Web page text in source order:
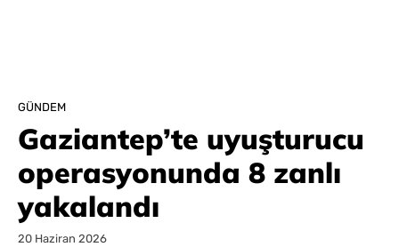
GÜNDEM
Gaziantep’te uyuşturucu
operasyonunda 8 zanlı
yakalandı
20 Haziran 2026